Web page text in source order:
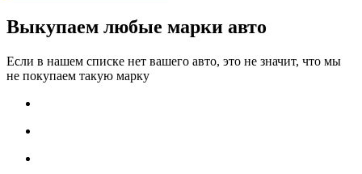
Выкупаем любые марки авто
Если в нашем списке нет вашего авто, это не значит, что мы
не покупаем такую марку